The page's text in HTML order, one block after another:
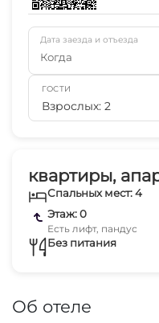
квартиры,
Спальных мест: 4
Этаж: 0
Есть лифт, пандус
Без питания
Об отеле
Дата заезда и отъезда
Когда
ГОСТИ
Взрослых: 2